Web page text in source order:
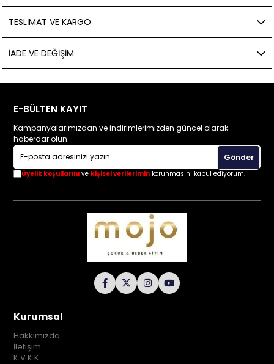
TESLIMAT VE KARGO
İADE VE DEĞIŞIM
E-BÜLTEN KAYIT
Kampanyalarımızdan ve indirimlerimizden güncel olarak
haberdar olun.
Gönder
Üyelik koşullarını ve kişisel verilerimin korunmasını kabul ediyorum.
Kurumsal
Hakkımızda
İletişim
K.V.K.K